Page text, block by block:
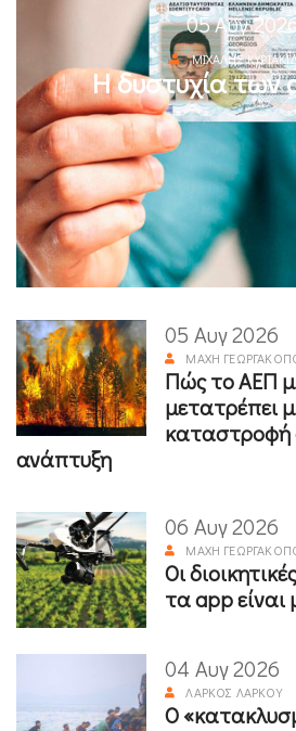
05 Αυγ
ΜΙΧΆΛΗΣ
Η δυστυχία των
05 Αυγ 2026
ΜΆΧΗ
Πώς το ΑΕΠ
μετατρέπει
καταστροφή
ανάπτυξη
06 Αυγ 2026
ΜΆΧΗ
Οι
τα app είναι
04 Αυγ 2026
ΛΆΡΚΟΣ ΛΆΡΚΟΥ
Ο